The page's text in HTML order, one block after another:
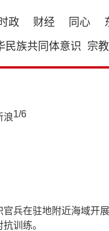
政 财经 同心
民族共同体意识
宗教
1/6
兵在驻地附近海域开
训练。